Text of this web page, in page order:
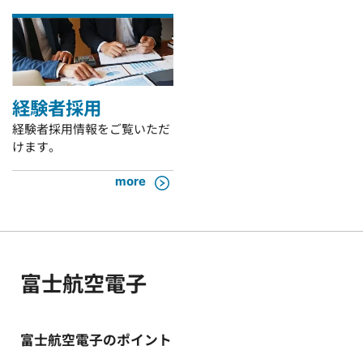
経験者採用
経験者採用情報をご覧いただ
けます。
more
富士航空電子
富士航空電子のポイント